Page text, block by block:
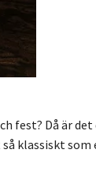
fest? Då är
klassiskt som